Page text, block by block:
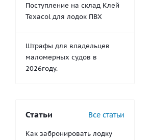
Поступление на склад Клей
Texacol для лодок ПВХ
Штрафы для владельцев
маломерных судов в
2026году.
Статьи Все статьи
Как забронировать лодку